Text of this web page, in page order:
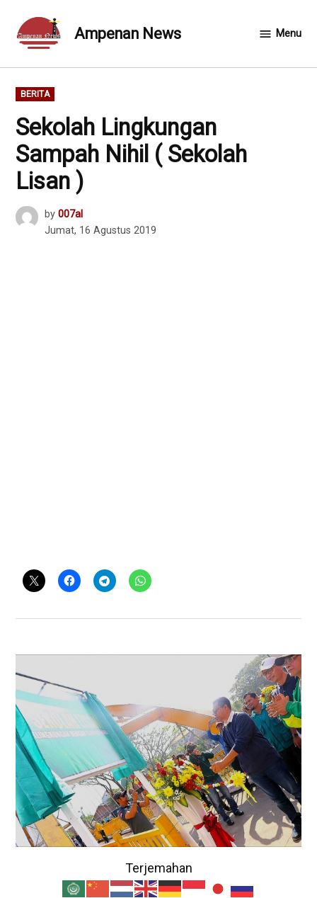
content
Ampenan News Menu
POSTED
IN
BERITA
Sekolah Lingkungan
Sampah Nihil ( Sekolah
Lisan )
by 007al
Jumat, 16 Agustus 2019
Terjemahan